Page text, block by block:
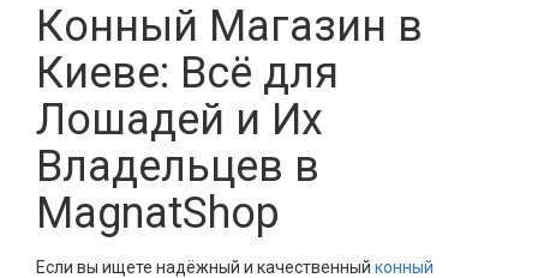
Конный Магазин в
Киеве: Всё для
Лошадей и Их
Владельцев в
MagnatShop
Если вы ищете надёжный и качественный конный